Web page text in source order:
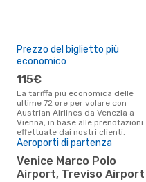
Prezzo del biglietto più
economico
115€
La tariffa più economica delle
ultime 72 ore per volare con
Austrian Airlines da Venezia a
Vienna, in base alle prenotazioni
effettuate dai nostri clienti.
Aeroporti di partenza
Venice Marco Polo
Airport, Treviso Airport